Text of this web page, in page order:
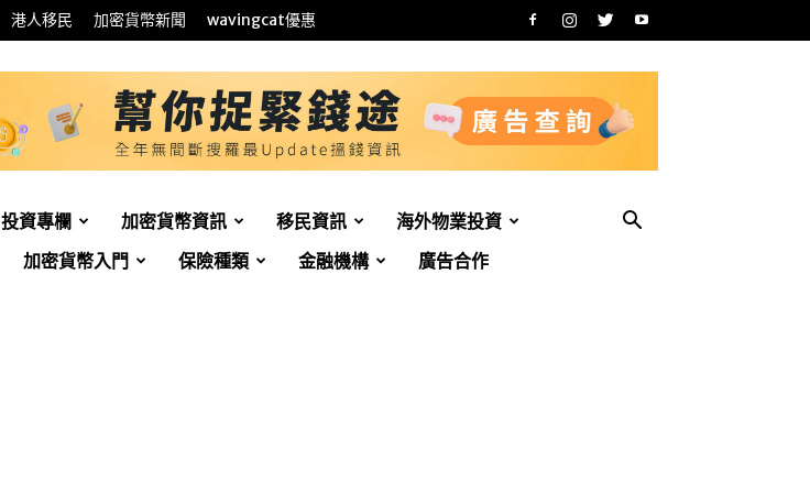
港人移民 加密貨幣新聞 wavingcat優惠
投資專欄 加密貨幣資訊 移民資訊
海外物業投資
加密貨幣入門 保險種類 金融機構 廣告合作